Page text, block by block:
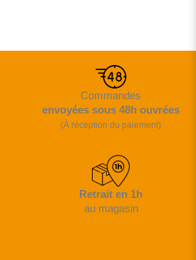
Commandes
envoyées sous 48h ouvrées
(À réception du paiement)
Retrait en 1h
au magasin